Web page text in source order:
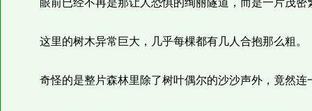
眼前已经不再是那让人恐惧的绚丽隧道，而是一片茂密
这里的树木异常巨大，几乎每棵都有几人合抱那么粗。
奇怪的是整片森林里除了树叶偶尔的沙沙声外，竟然连